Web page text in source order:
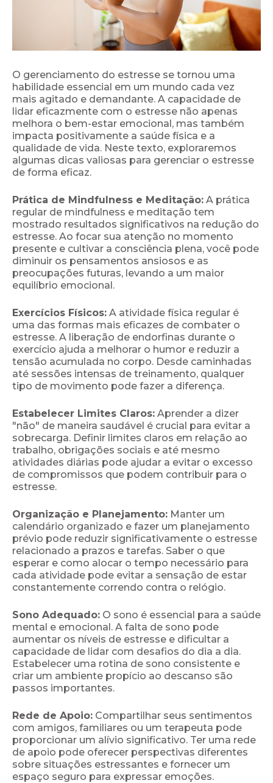
O gerenciamento do estresse se tornou uma
habilidade essencial em um mundo cada vez
mais agitado e demandante. A capacidade de
lidar eficazmente com o estresse não apenas
melhora o bem-estar emocional, mas também
impacta positivamente a saúde física e a
qualidade de vida. Neste texto, exploraremos
algumas dicas valiosas para gerenciar o estresse
de forma eficaz.
Prática de Mindfulness e Meditação: A prática
regular de mindfulness e meditação tem
mostrado resultados significativos na redução do
estresse. Ao focar sua atenção no momento
presente e cultivar a consciência plena, você pode
diminuir os pensamentos ansiosos e as
preocupações futuras, levando a um maior
equilíbrio emocional.
Exercícios Físicos: A atividade física regular é
uma das formas mais eficazes de combater o
estresse. A liberação de endorfinas durante o
exercício ajuda a melhorar o humor e reduzir a
tensão acumulada no corpo. Desde caminhadas
até sessões intensas de treinamento, qualquer
tipo de movimento pode fazer a diferença.
Estabelecer Limites Claros: Aprender a dizer
"não" de maneira saudável é crucial para evitar a
sobrecarga. Definir limites claros em relação ao
trabalho, obrigações sociais e até mesmo
atividades diárias pode ajudar a evitar o excesso
de compromissos que podem contribuir para o
estresse.
Organização e Planejamento: Manter um
calendário organizado e fazer um planejamento
prévio pode reduzir significativamente o estresse
relacionado a prazos e tarefas. Saber o que
esperar e como alocar o tempo necessário para
cada atividade pode evitar a sensação de estar
constantemente correndo contra o relógio.
Sono Adequado: O sono é essencial para a saúde
mental e emocional. A falta de sono pode
aumentar os níveis de estresse e dificultar a
capacidade de lidar com desafios do dia a dia.
Estabelecer uma rotina de sono consistente e
criar um ambiente propício ao descanso são
passos importantes.
Rede de Apoio: Compartilhar seus sentimentos
com amigos, familiares ou um terapeuta pode
proporcionar um alívio significativo. Ter uma rede
de apoio pode oferecer perspectivas diferentes
sobre situações estressantes e fornecer um
espaço seguro para expressar emoções.